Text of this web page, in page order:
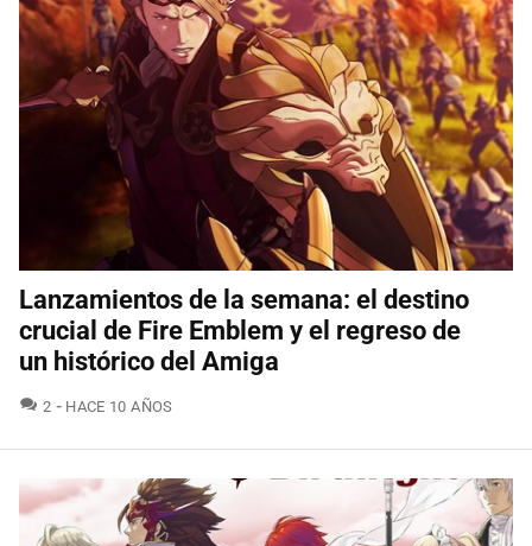
Lanzamientos de la semana: el destino
crucial de Fire Emblem y el regreso de
un histórico del Amiga
2 COMENTARIOS
HACE 10 AÑOS